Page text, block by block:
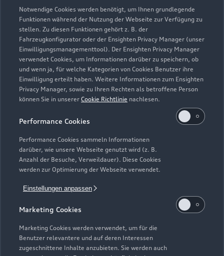
Notwendige Cookies werden benötigt, um Ihnen grundlegende
Funktionen während der Nutzung der Webseite zur Verfügung zu
stellen. Zu diesen Funktionen gehört z. B. der
Fahrzeugkonfigurator oder der Ensighten Privacy Manager (unser
Einwilligungsmanagementtool). Der Ensighten Privacy Manager
verwendet Cookies, um Informationen darüber zu speichern, ob
und wenn ja, für welche Kategorien von Cookies Benutzer ihre
Einwilligung erteilt haben. Weitere Informationen zum Ensighten
Privacy Manager, sowie zu Ihren Rechten als betroffene Person
können Sie in unserer Cookie Richtlinie nachlesen.
Performance Cookies
Performance Cookies sammeln Informationen
darüber, wie unsere Webseite genutzt wird (z. B.
Anzahl der Besuche, Verweildauer). Diese Cookies
werden zur Optimierung der Webseite verwendet.
Einstellungen anpassen
Marketing Cookies
Marketing Cookies werden verwendet, um für die
Benutzer relevantere und auf deren Interessen
zugeschnittene Inhalte anzubieten. Sie werden auch
Geschlossen,öffnet am Samstag 08:00
Zurück nach oben
Modelle
Elektromodelle
Plug-in-Hybride
Neuwagensuche
Gebrauchtwagensuche
Geschäftskunden
Service & Zubehör
Saisonale Angebote
Audi Services
Garantie
Audi digital services
myAudi
Support
Audi Code
Über Audi
Unternehmen
Karriere